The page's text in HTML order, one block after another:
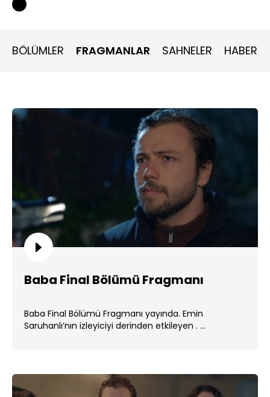
BÖLÜMLER FRAGMANLAR SAHNELER
Baba Final Bölümü Fragmanı
Baba Final Bölümü Fragmanı yayında. Emin
Saruhanlı’nın izleyiciyi derinden etkileyen . ...